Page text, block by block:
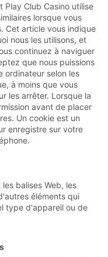
Club Casino utilise
lorsque vous
Cet article vous indique
nous les utilisons, et
continuez à naviguer
que nous puissions
ordinateur selon les
à moins que vous
les arrêter. Lorsque la
avant de placer
Un cookie est un
enregistre sur votre
balises Web, les
éléments qui
type d'appareil ou de